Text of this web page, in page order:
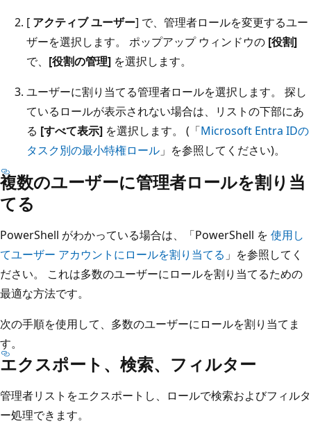
[ アクティブ ユーザー] で、管理者ロールを変更するユー
ザーを選択します。 ポップアップ ウィンドウの [役割]
で、 [役割の管理] を選択します。
ユーザーに割り当てる管理者ロールを選択します。 探し
ているロールが表示されない場合は、リストの下部にあ
る [すべて表示] を選択します。 (「Microsoft Entra IDの
タスク別の最小特権ロール 」を参照してください)。
複数のユーザーに管理者ロールを割り当
てる
PowerShell がわかっている場合は、「PowerShell を 使用し
てユーザー アカウントにロールを割り当てる 」を参照してく
ださい。 これは多数のユーザーにロールを割り当てるための
最適な方法です。
次の手順を使用して、多数のユーザーにロールを割り当てま
す。
エクスポート、検索、フィルター
管理者リストをエクスポートし、ロールで検索およびフィルタ
ー処理できます。